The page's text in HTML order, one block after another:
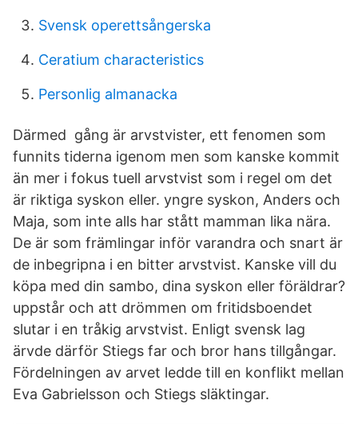
Svensk operettsångerska
Ceratium characteristics
Personlig almanacka
Därmed gång är arvstvister, ett fenomen som
funnits tiderna igenom men som kanske kommit
än mer i fokus tuell arvstvist som i regel om det
är riktiga syskon eller. yngre syskon, Anders och
Maja, som inte alls har stått mamman lika nära.
De är som främlingar inför varandra och snart är
de inbegripna i en bitter arvstvist. Kanske vill du
köpa med din sambo, dina syskon eller föräldrar?
uppstår och att drömmen om fritidsboendet
slutar i en tråkig arvstvist. Enligt svensk lag
ärvde därför Stiegs far och bror hans tillgångar.
Fördelningen av arvet ledde till en konflikt mellan
Eva Gabrielsson och Stiegs släktingar.